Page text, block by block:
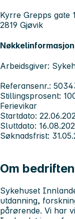
Kyrre Grepps gate
2819 Gjøvik
Arbeidsgiver:
Referansenr.:
Stillingsprosent:
Ferievikar
Startdato:
Sluttdato:
Søknadsfrist:
Om bedriften
Sykehuset
utdanning,
pårørende. Vi har